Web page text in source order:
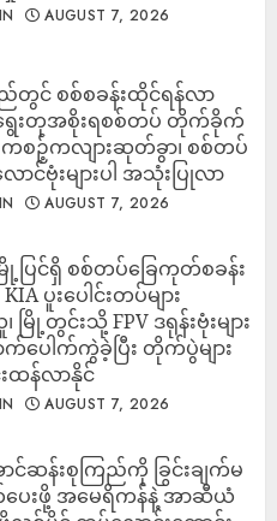
AUGUST 7, 2026
တွင် စစ်စခန်းထိုင်ရန်လာ
းတုအစိုးရစစ်တပ် တိုက်ခိုက်
ကစဉ့်ကလျားဆုတ်ခွာ၊ စစ်တပ်
ာင်ဗုံးများပါ အသုံးပြုလာ
AUGUST 7, 2026
ပြင်ရှိ စစ်တပ်ခြေကုတ်စခန်း
ပူးပေါင်းတပ်များ
မြို့တွင်းသို့ FPV ဒရုန်းဗုံးများ
က်ပေါက်ကွဲခဲ့ပြီး တိုက်ပွဲများ
းထန်လာနိုင်
AUGUST 7, 2026
ာင်ဆန်းစုကြည်ကို ခြွင်းချက်မ
ေးဖို့ အမေရိကန်နဲ့ အာဆီယံ